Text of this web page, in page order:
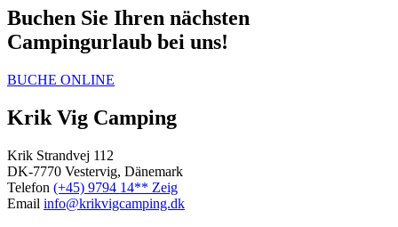
Buchen Sie Ihren nächsten
Campingurlaub bei uns!
BUCHE ONLINE
Krik Vig Camping
Krik Strandvej 112
DK-7770 Vestervig, Dänemark
Telefon (+45) 9794 14** Zeig
Email info@krikvigcamping.dk